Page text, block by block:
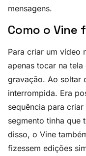
mensagens.
Como o Vine
Para criar um vídeo
apenas tocar na
gravação. Ao soltar
interrompida. Era
sequência para
segmento tinha que
disso, o Vine
fizessem edições